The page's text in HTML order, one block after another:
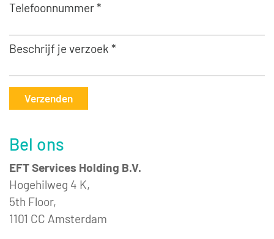
Telefoonnummer *
Beschrijf je verzoek *
Verzenden
Bel ons
EFT Services Holding B.V.
Hogehilweg 4 K,
5th Floor,
1101 CC Amsterdam